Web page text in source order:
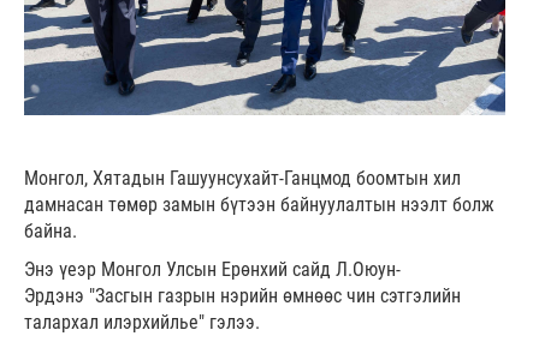
Монгол, Хятадын Гашуунсухайт-Ганцмод боомтын хил
дамнасан төмөр замын бүтээн байнуулалтын нээлт болж
байна.
Энэ үеэр Монгол Улсын Ерөнхий сайд Л.Оюун-
Эрдэнэ "Засгын газрын нэрийн өмнөөс чин сэтгэлийн
талархал илэрхийлье" гэлээ.